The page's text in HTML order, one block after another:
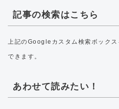
記事の検索はこちら
上記のGoogleカスタム検索ボックス
できます。
あわせて読みたい！